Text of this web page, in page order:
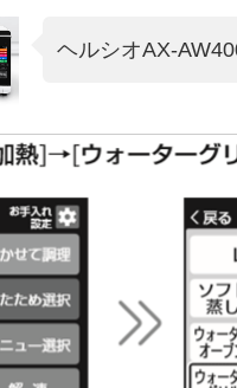
ヘルシオAX-